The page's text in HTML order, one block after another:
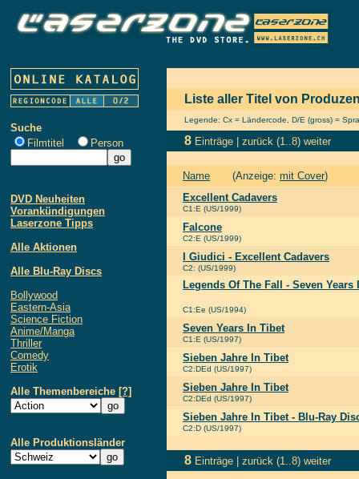
Suche
Filmtitel
Person
DVD Neuheiten
Vorankündigungen
Laserzone Tipps
Alle Aktionen
Alle Blu-Ray Discs
Bollywood
Eastern-Asia
Science Fiction
Anime/Manga
Thriller
Comedy
Erotik
Alle Themenbereiche [?]
Alle Produktionsländer
Liste aller Titel von
Legende: Cx = Ländercode, D/E (gross) =
8 Einträge | zurück (1..8) weiter
Name (Anzeige: mit Cover)
Excellent Cadavers
C1:E (US/1999)
Falcone
C2:E (US/1999)
I Giudici - Excellent Cadavers
C2: (US/1999)
Legends Of The Fall - Seven
C1:Ee (US/1994)
Seven Years In Tibet
C1:E (US/1997)
Sieben Jahre In Tibet
C2:DEd (US/1997)
Sieben Jahre In Tibet
C2:DEd (US/1997)
Sieben Jahre In Tibet - Blu-Ray
C2:D (US/1997)
8 Einträge | zurück (1..8) weiter